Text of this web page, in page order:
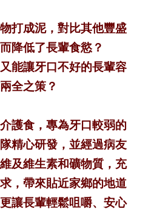
打成泥，對比其他豐盛
降低了長輩食慾？
能讓牙口不好的長輩容
全之策？
護食，專為牙口較弱的
精心研發，並經過病友
及維生素和礦物質，充
，帶來貼近家鄉的地道
讓長輩輕鬆咀嚼、安心